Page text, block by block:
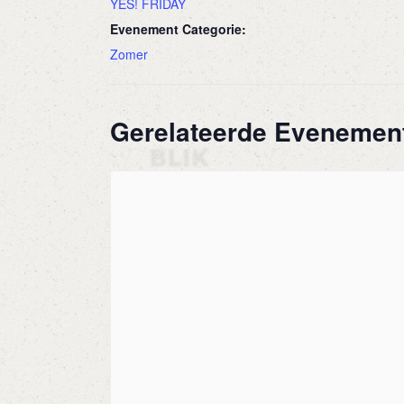
YES! FRIDAY
Evenement Categorie:
Zomer
Gerelateerde